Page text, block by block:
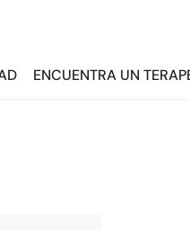
ENCUENTRA UN